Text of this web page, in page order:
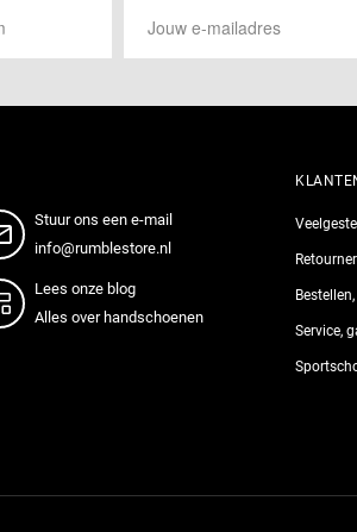
Stuur ons een e-mail
info@rumblestore.nl
Lees onze blog
Alles over handschoenen
Service,